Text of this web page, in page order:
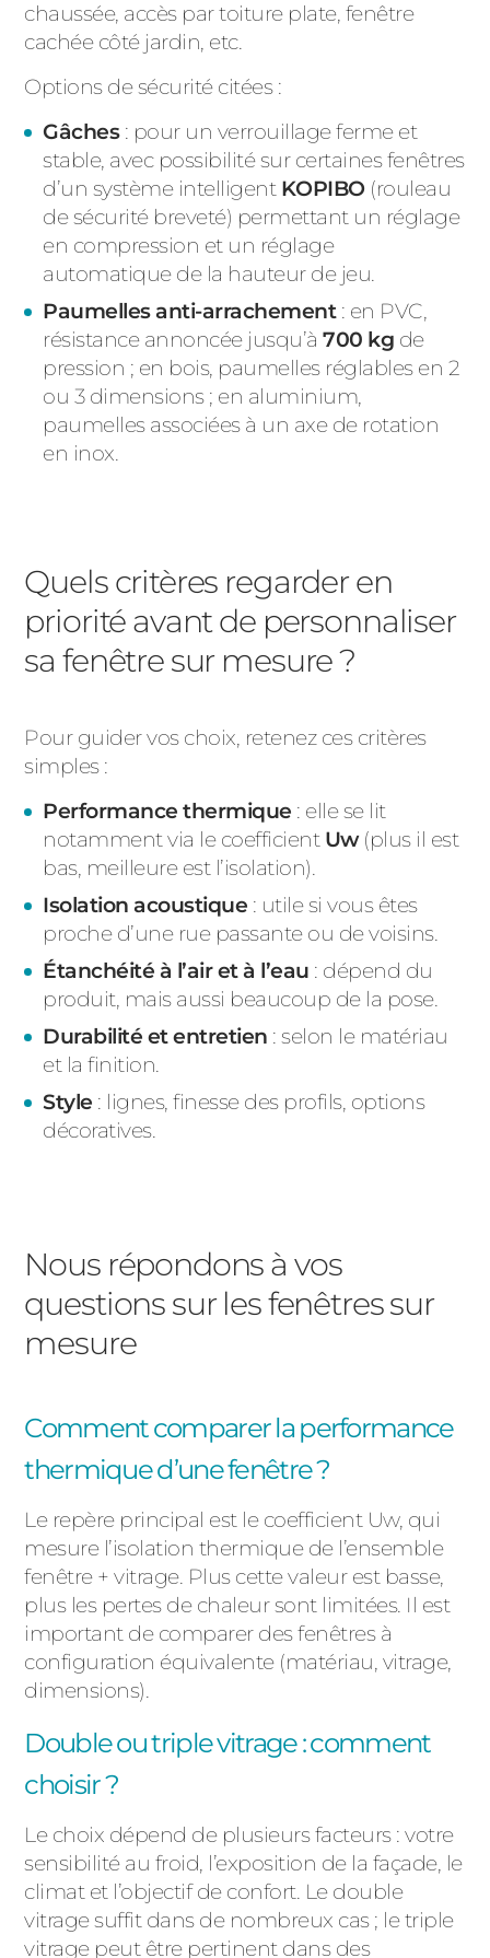
chaussée, accès par toiture plate, fenêtre
cachée côté jardin, etc.
Options de sécurité citées :
Gâches: pour un verrouillage ferme et
stable, avec possibilité sur certaines fenêtres
d’un système intelligent KOPIBO(rouleau
de sécurité breveté) permettant un réglage
en compression et un réglage
automatique de la hauteur de jeu.
Paumelles anti-arrachement: en PVC,
résistance annoncée jusqu’à700 kg de
pression ; en bois, paumelles réglables en 2
ou 3 dimensions ; en aluminium,
paumelles associées à un axe de rotation
en inox.
Quels critères regarder en
priorité avant de personnaliser
sa fenêtre sur mesure ?
Pour guider vos choix, retenez ces critères
simples :
Performance thermique : elle se lit
notamment via le coefficient Uw(plus il est
bas, meilleure est l’isolation).
Isolation acoustique : utile si vous êtes
proche d’une rue passante ou de voisins.
Étanchéité à l’air et à l’eau : dépend du
produit, mais aussi beaucoup de la pose.
Durabilité et entretien : selon le matériau
et la finition.
Style : lignes, finesse des profils, options
décoratives.
Nous répondons à vos
questions sur les fenêtres sur
mesure
Comment comparer la performance
thermique d’une fenêtre ?
Le repère principal est le coefficient Uw, qui
mesure l’isolation thermique de l’ensemble
fenêtre + vitrage. Plus cette valeur est basse,
plus les pertes de chaleur sont limitées. Il est
important de comparer des fenêtres à
configuration équivalente (matériau, vitrage,
dimensions).
Double ou triple vitrage : comment
choisir ?
Le choix dépend de plusieurs facteurs : votre
sensibilité au froid, l’exposition de la façade, le
climat et l’objectif de confort. Le double
vitrage suffit dans de nombreux cas ; le triple
vitrage peut être pertinent dans des